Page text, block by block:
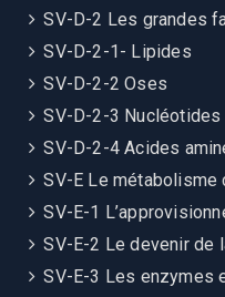
SV-D-2 Les grandes
SV-D-2-1- Lipides
SV-D-2-2 Oses
SV-D-2-3
SV-D-2-4 Acides
SV-E Le métabolisme
SV-E-1
SV-E-2 Le devenir de
SV-E-3 Les enzymes